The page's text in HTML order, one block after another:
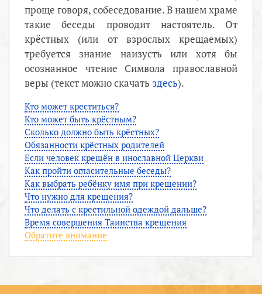
проще говоря, собеседование. В нашем храме
такие беседы проводит настоятель. От
крёстных (или от взрослых крещаемых)
требуется знание наизусть или хотя бы
осознанное чтение Символа православной
веры (текст можно скачать здесь).
Кто может креститься?
Кто может быть крёстным?
Сколько должно быть крёстных?
Обязанности крёстных родителей
Если человек крещён в инославной Церкви
Как пройти огласительные беседы?
Как выбрать ребёнку имя при крещении?
Что нужно для крещения?
Что делать с крестильной одеждой дальше?
Время совершения Таинства крещения
Обратите внимание